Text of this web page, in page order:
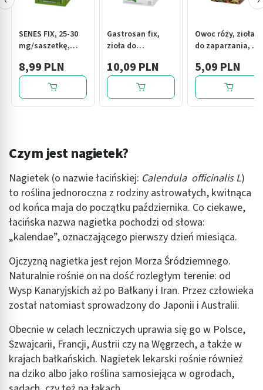
SENES FIX, 25-30
mg/saszetkę,
zaparzania, 30 szt
8,99 PLN
Gastrosan fix,
zioła do
saszetkach, 2 g,
20 szt.
10,09 PLN
Owoc róży, zioła
do zaparzania, 50
5,09 PLN
Czym jest nagietek?
Nagietek (o nazwie łacińskiej: Calendula officinalis L)
to roślina jednoroczna z rodziny astrowatych, kwitnąca
od końca maja do początku października. Co ciekawe,
łacińska nazwa nagietka pochodzi od słowa:
„kalendae”, oznaczającego pierwszy dzień miesiąca.
Ojczyzną nagietka jest rejon Morza Śródziemnego.
Naturalnie rośnie on na dość rozległym terenie: od
Wysp Kanaryjskich aż po Bałkany i Iran. Przez człowieka
został natomiast sprowadzony do Japonii i Australii.
Obecnie w celach leczniczych uprawia się go w Polsce,
Szwajcarii, Francji, Austrii czy na Węgrzech, a także w
krajach bałkańskich. Nagietek lekarski rośnie również
na dziko albo jako roślina samosiejąca w ogrodach,